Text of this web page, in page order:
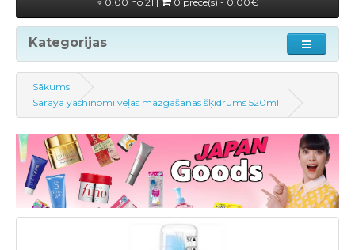
Kategorijas
Sākums
Saraya yashinomi veļas mazgāšanas šķidrums 520ml